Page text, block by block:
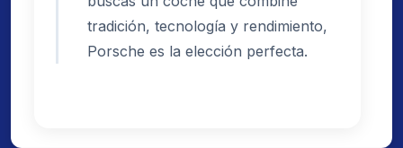
tradición, tecnología y rendimiento,
Porsche es la elección perfecta.